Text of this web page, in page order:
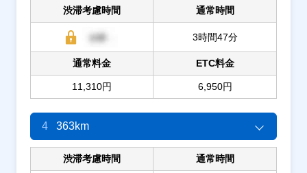
渋滞考慮時間 通常時間
3時間47分
通常料金
11,310円
ETC料金
6,950円
4 363km
渋滞考慮時間 通常時間